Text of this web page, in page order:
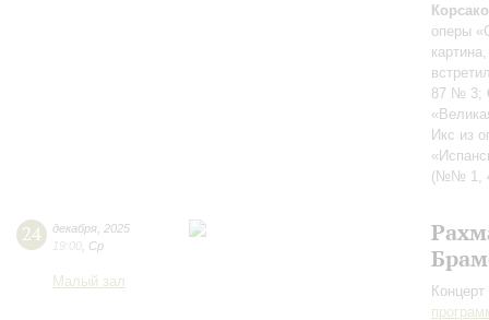
оперы
87 № 3;
Икс из
(№№ 1,
24 декабря 2025
19:00 Ср
Малый зал